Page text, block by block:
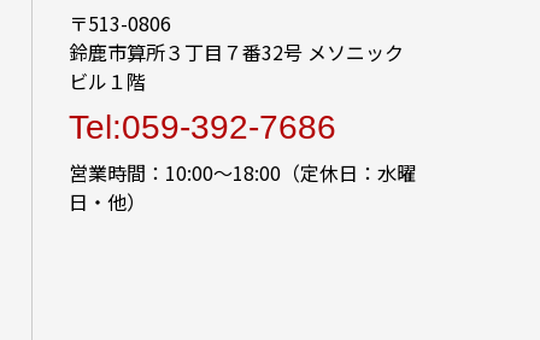
〒513-0806
鈴鹿市算所３丁目７番32号 メソニック
ビル１階
Tel:059-392-7686
営業時間：10:00～18:00（定休日：水曜
日・他）